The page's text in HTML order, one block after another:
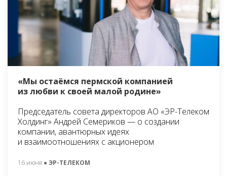
«Мы остаёмся пермской компанией
из любви к своей малой родине»
Председатель совета директоров АО «ЭР-Телеком
Холдинг» Андрей Семериков — о создании
компании, авантюрных идеях
и взаимоотношениях с акционером
16 июня ● ЭР-ТЕЛЕКОМ